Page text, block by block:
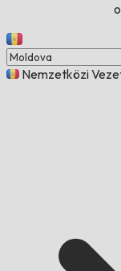
Nemzetközi